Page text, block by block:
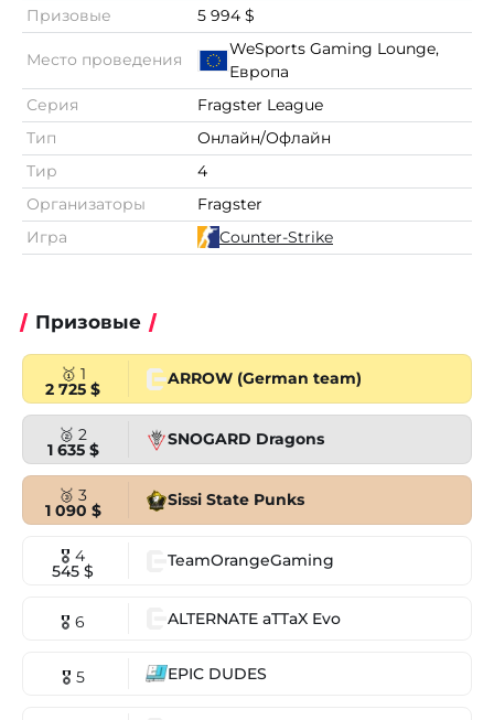
Призовые
5 994 $
Место проведения
WeSports Gaming Lounge,
Европа
Серия
Fragster League
Тип
Онлайн/Офлайн
Тир
4
Организаторы
Fragster
Игра
Counter-Strike
Призовые
🥇 1
2 725 $
ARROW (German team)
🥈 2
1 635 $
SNOGARD Dragons
🥉 3
1 090 $
Sissi State Punks
🎖 4
545 $
TeamOrangeGaming
🎖 6 ALTERNATE aTTaX Evo
🎖 5 EPIC DUDES